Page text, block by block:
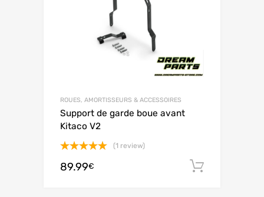
ROUES, AMORTISSEURS & ACCESSOIRES
Support de garde boue avant
Kitaco V2
sur 5
(1 review)
89.99€